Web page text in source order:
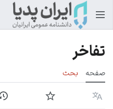
تفاخر
صفحه بحث
زبان پیگیری